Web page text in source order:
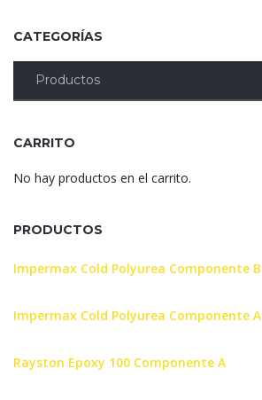
CATEGORÍAS
Productos
CARRITO
No hay productos en el carrito.
PRODUCTOS
Impermax Cold Polyurea Componente B
Impermax Cold Polyurea Componente A
Rayston Epoxy 100 Componente A